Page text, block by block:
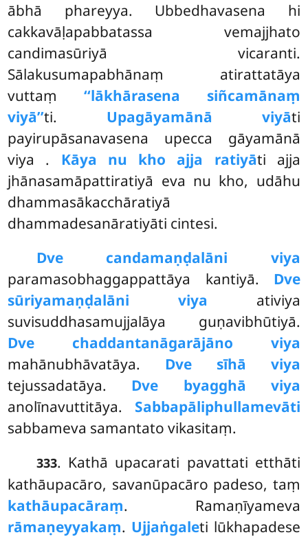
ābhā phareyya. Ubbedhavasena hi
cakkavāḷapabbatassa vemajjhato
candimasūriyā vicaranti.
Sālakusumapabhānaṃ atirattatāya
vuttaṃ ‘‘lākhārasena siñcamānaṃ
viyā’’ti. Upagāyamānā viyāti
payirupāsanavasena upecca gāyamānā
viya . Kāya nu kho ajja ratiyāti ajja
jhānasamāpattiratiyā eva nu kho, udāhu
dhammasākacchāratiyā
dhammadesanāratiyāti cintesi.
Dve candamaṇḍalāni viya
paramasobhaggappattāya kantiyā. Dve
sūriyamaṇḍalāni viya ativiya
suvisuddhasamujjalāya guṇavibhūtiyā.
Dve chaddantanāgarājāno viya
mahānubhāvatāya. Dve sīhā viya
tejussadatāya. Dve byagghā viya
anolīnavuttitāya. Sabbapāliphullamevāti
sabbameva samantato vikasitaṃ.
333. Kathā upacarati pavattati etthāti
kathāupacāro, savanūpacāro padeso, taṃ
kathāupacāraṃ. Ramaṇīyameva
rāmaṇeyyakaṃ. Ujjaṅgaleti lūkhapadese